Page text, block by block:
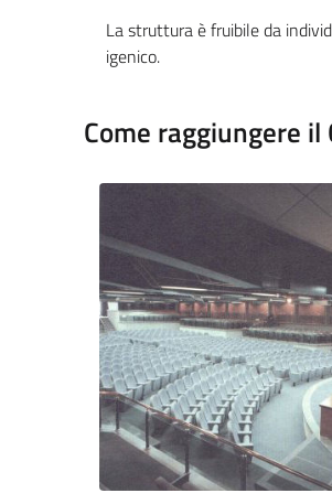
La struttura è fruibile da
igenico.
Come raggiungere